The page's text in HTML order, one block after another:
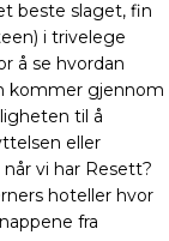
beste slaget, fin
i trivelege
å se hvordan
kommer gjennom
til å
eller
vi har Resett?
hoteller hvor
fra